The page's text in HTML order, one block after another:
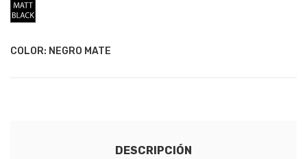
COLOR: NEGRO MATE
DESCRIPCIÓN